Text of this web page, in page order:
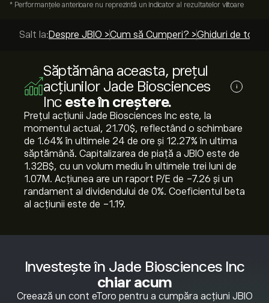
Investește în Jade Biosciences Inc
chiar acum
Creează un cont eToro pentru a cumpăra acțiuni JBIO
* Performanțele anterioare nu reprezintă un indicator al rezultatelor viitoare
Salt la:Despre JBIO >Cum să Cumperi? >Ghiduri de top >
Săptămâna aceasta, prețul
acțiunilor Jade Biosciences
Inc este în creștere.
i
Prețul acțiunii Jade Biosciences Inc este, la
momentul actual, 21.70‎$‎, reflectând o schimbare
de ‎1.64‎% în ultimele 24 de ore și ‎12.27‎% în ultima
săptămână. Capitalizarea de piață a JBIO este de
1.32B‎$‎, cu un volum mediu în ultimele trei luni de
1.07M. Acțiunea are un raport P/E de -7.26 și un
randament al dividendului de 0%. Coeficientul beta
al acțiunii este de -1.19.